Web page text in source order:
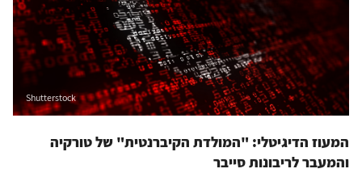
Shutterstock
המעוז הדיגיטלי: "המולדת הקיברנטית" של טורקיה
והמעבר לריבונות סייבר